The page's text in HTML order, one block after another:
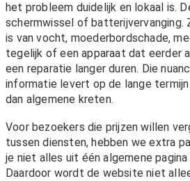
het probleem duidelijk en lokaal is.
schermwissel of batterijvervanging.
is van vocht, moederbordschade,
tegelijk of een apparaat dat eerder
een reparatie langer duren. Die
informatie levert op de lange
dan algemene kreten.
Voor bezoekers die prijzen willen
tussen diensten, hebben we extra
je niet alles uit één algemene
Daardoor wordt de website niet